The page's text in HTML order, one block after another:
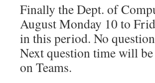
Finally the Dept. of
August Monday 10 to
in this period. No
Next question time will
on Teams.